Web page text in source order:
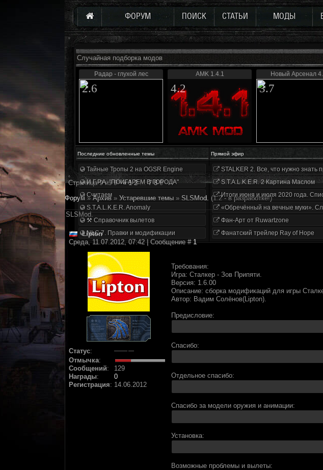
ФОРУМ ПОИСК СТАТЬИ МОДЫ
Случайная подборка модов
Радар - глухой лес
2.6
AMK 1.4.1
4.2
Новый Арсенал
3.7
Последние обновленные темы Прямой эфир
Тайные Тропы 2 на OGSR Engine
И.Г.Р.А. "ПОИГАРЕМ В ГОРОДА"
Считаем
S.T.A.L.K.E.R. Anomaly
⚒ Справочник вылетов
NLC 7. Правки и модификации
STALKER 2. Все, что нужно знать
S.T.A.L.K.E.R. 2 Картина Маслом
Итоги июня и июля 2020 года.
«Обречённый на вечные муки».
Фан-Арт от Ruwartzone
Фанатский трейлер Ray of Hope
Страница9из9 « 1 2 … 7 8 9
Форум » Архив » Устаревшие темы » SLSMod. (1.2 - в разработке!)
SLSMod.
Lipton
Среда, 11.07.2012, 07:42 | Сообщение #1
Статус:
Отмычка:
Сообщений:
129
Награды:
0
Регистрация: 14.06.2012
Требования:
Игра: Сталкер - Зов Припяти.
Версия: 1.6.00
Описание: сборка модификаций для игры
Автор: Вадим Солёнов(Lipton).
Предисловие:
Спасибо:
Отдельное спасибо:
Спасибо за модели оружия и анимации:
Установка:
Возможные проблемы и вылеты: